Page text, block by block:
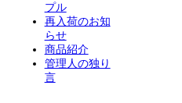
プル
再入荷のお知
らせ
商品紹介
管理人の独り
言